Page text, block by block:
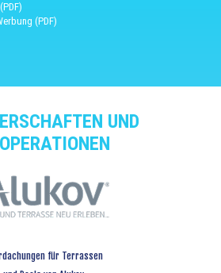
(PDF)
UND
für Terrassen